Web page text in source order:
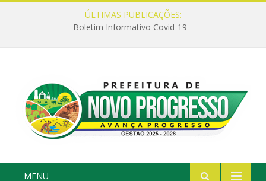
ÚLTIMAS PUBLICAÇÕES:
Boletim Informativo Covid-19
MENU